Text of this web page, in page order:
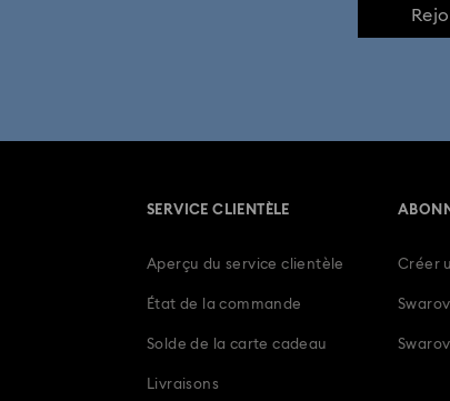
SERVICE CLIENTÈLE
Aperçu du service clientèle
État de la commande
Solde de la carte cadeau
Livraisons
Créer